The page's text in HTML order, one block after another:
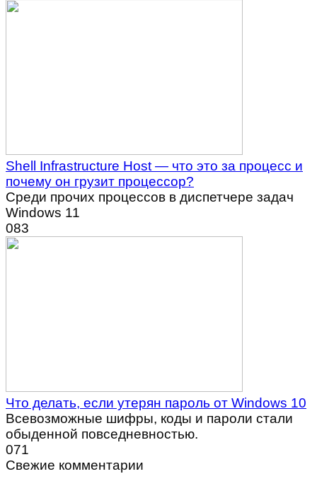
Shell Infrastructure Host — что это за процесс и
почему он грузит процессор?
Среди прочих процессов в диспетчере задач
Windows 11
083
Что делать, если утерян пароль от Windows 10
Всевозможные шифры, коды и пароли стали
обыденной повседневностью.
071
Свежие комментарии